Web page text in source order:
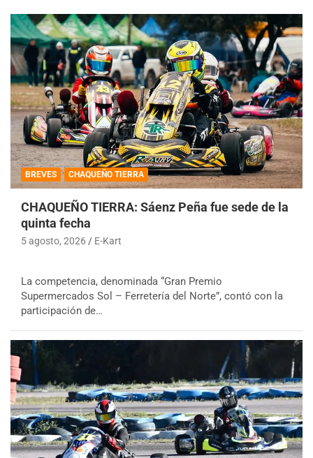
BREVES CHAQUEÑO TIERRA
CHAQUEÑO TIERRA: Sáenz Peña fue sede de la
quinta fecha
5 agosto, 2026 E-Kart
La competencia, denominada “Gran Premio
Supermercados Sol – Ferretería del Norte”, contó con la
participación de…